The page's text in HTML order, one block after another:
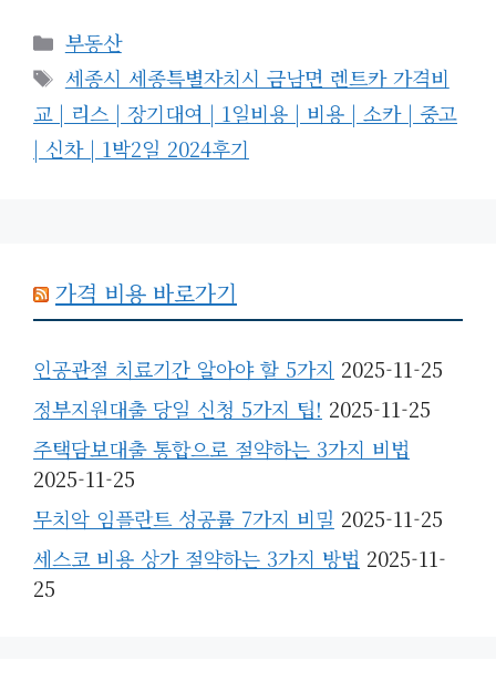
카
테
고
리
부동산
태
그
세종시 세종특별자치시 금남면 렌트카 가격비
교 | 리스 | 장기대여 | 1일비용 | 비용 | 소카 | 중고
| 신차 | 1박2일 2024후기
가격 비용 바로가기
인공관절 치료기간 알아야 할 5가지 2025-11-25
정부지원대출 당일 신청 5가지 팁! 2025-11-25
주택담보대출 통합으로 절약하는 3가지 비법
2025-11-25
무치악 임플란트 성공률 7가지 비밀 2025-11-25
세스코 비용 상가 절약하는 3가지 방법 2025-11-
25